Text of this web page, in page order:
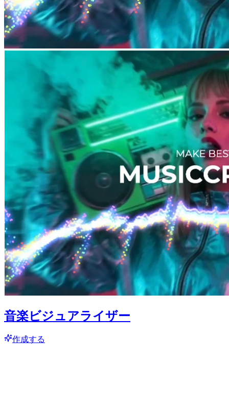
音楽ビジュアライザー
作成する